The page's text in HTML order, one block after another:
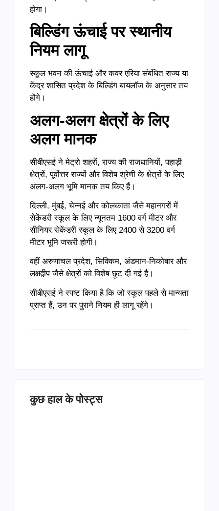
होगा।
बिल्डिंग ऊंचाई पर स्थानीय
नियम लागू
स्कूल भवन की ऊंचाई और कवर एरिया संबंधित राज्य या
केंद्र शासित प्रदेश के बिल्डिंग बायलॉज के अनुसार तय
होंगे।
अलग-अलग क्षेत्रों के लिए
अलग मानक
सीबीएसई ने मेट्रो शहरों, राज्य की राजधानियों, पहाड़ी
क्षेत्रों, पूर्वोत्तर राज्यों और विशेष श्रेणी के क्षेत्रों के लिए
अलग-अलग भूमि मानक तय किए हैं।
दिल्ली, मुंबई, चेन्नई और कोलकाता जैसे महानगरों में
सेकेंडरी स्कूल के लिए न्यूनतम 1600 वर्ग मीटर और
सीनियर सेकेंडरी स्कूल के लिए 2400 से 3200 वर्ग
मीटर भूमि जरूरी होगी।
वहीं अरुणाचल प्रदेश, सिक्किम, अंडमान-निकोबार और
लक्षद्वीप जैसे क्षेत्रों को विशेष छूट दी गई है।
सीबीएसई ने स्पष्ट किया है कि जो स्कूल पहले से मान्यता
प्राप्त हैं, उन पर पुराने नियम ही लागू रहेंगे।
कुछ हाल के पोस्ट्स